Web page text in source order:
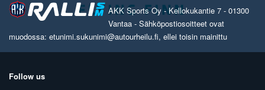
AKK Sports Oy - Kellokukantie 7 - 01300
Vantaa - Sähköpostiosoitteet ovat
muodossa: etunimi.sukunimi@autourheilu.fi, ellei toisin mainittu
Follow us